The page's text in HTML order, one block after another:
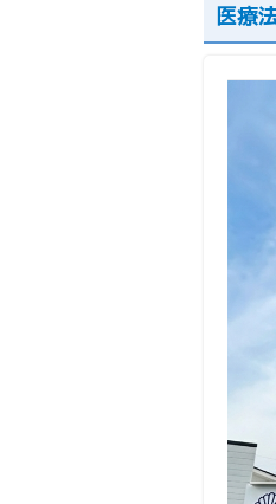
医療